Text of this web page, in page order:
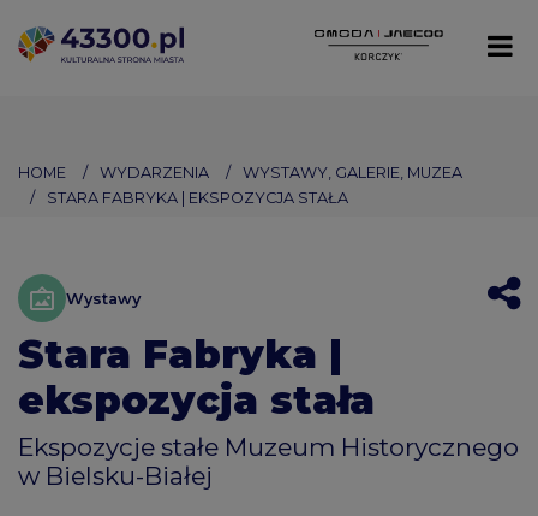
HOME WYDARZENIA
WYSTAWY, GALERIE, MUZEA
STARA FABRYKA | EKSPOZYCJA STAŁA
Wystawy
Stara Fabryka |
ekspozycja stała
Ekspozycje stałe Muzeum Historycznego
w Bielsku-Białej